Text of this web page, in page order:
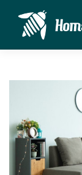
contenido